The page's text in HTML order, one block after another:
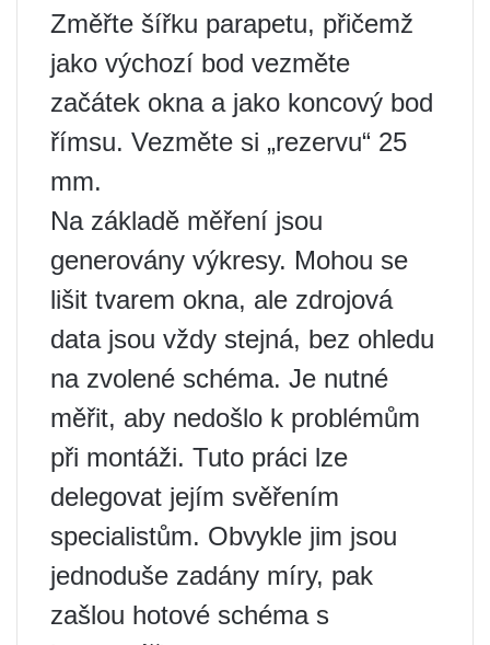
Změřte šířku parapetu, přičemž
jako výchozí bod vezměte
začátek okna a jako koncový bod
římsu. Vezměte si „rezervu“ 25
mm.
Na základě měření jsou
generovány výkresy. Mohou se
lišit tvarem okna, ale zdrojová
data jsou vždy stejná, bez ohledu
na zvolené schéma. Je nutné
měřit, aby nedošlo k problémům
při montáži. Tuto práci lze
delegovat jejím svěřením
specialistům. Obvykle jim jsou
jednoduše zadány míry, pak
zašlou hotové schéma s